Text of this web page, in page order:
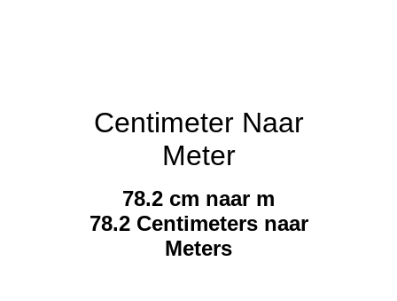
Centimeter Naar
Meter
78.2 cm naar m
78.2 Centimeters naar
Meters